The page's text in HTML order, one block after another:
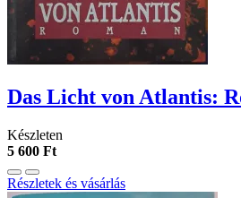
Das Licht von Atlantis:
Készleten
5 600 Ft
Részletek és vásárlás